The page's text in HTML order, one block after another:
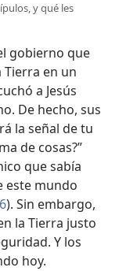
y qué les
gobierno que
Tierra en un
a Jesús
De hecho, sus
la señal de tu
de cosas?”
que sabía
este mundo
). Sin embargo,
la Tierra justo
Y los
hoy.